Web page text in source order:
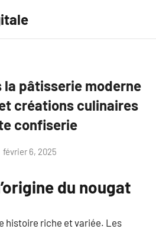
la pâtisserie moderne
créations culinaires
confiserie
février 6, 2025
du nougat
histoire riche et variée. Les